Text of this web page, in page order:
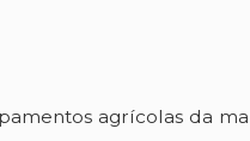
agrícolas da